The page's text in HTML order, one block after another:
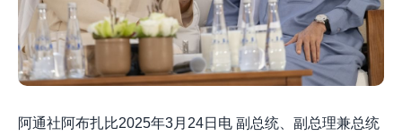
阿通社阿布扎比2025年3月24日电 副总统、副总理兼总统